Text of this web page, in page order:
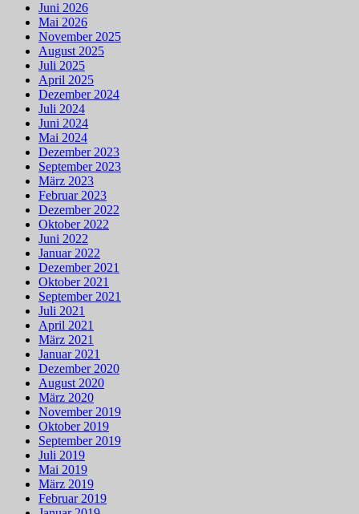
Juni 2026
Mai 2026
November 2025
August 2025
Juli 2025
April 2025
Dezember 2024
Juli 2024
Juni 2024
Mai 2024
Dezember 2023
September 2023
März 2023
Februar 2023
Dezember 2022
Oktober 2022
Juni 2022
Januar 2022
Dezember 2021
Oktober 2021
September 2021
Juli 2021
April 2021
März 2021
Januar 2021
Dezember 2020
August 2020
März 2020
November 2019
Oktober 2019
September 2019
Juli 2019
Mai 2019
März 2019
Februar 2019